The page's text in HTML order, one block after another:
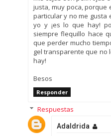
justa, muy poca, porque
particular y no me gusta
yo y ¡es lo que hay!
siempre flequillo hace
que perder mucho
gel transparente que no
hay!
Besos
Responder
Respuestas
Adaldrida